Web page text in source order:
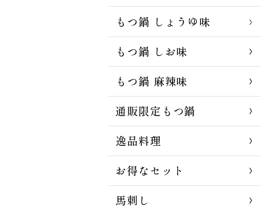
もつ鍋 しょうゆ味
もつ鍋 しお味
もつ鍋 麻辣味
通販限定もつ鍋
逸品料理
お得なセット
馬刺し